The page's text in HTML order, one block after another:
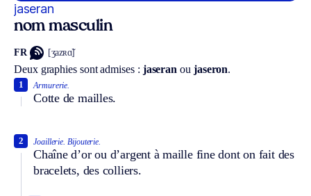
jaseran
nom masculin
FR [ʒazʀɑ̃]
Deux graphies sont admises : jaseran ou jaseron.
Armurerie.
Cotte de mailles.
1
Joaillerie. Bijouterie.
Chaîne d’or ou d’argent à maille fine dont on fait des
bracelets, des colliers.
2